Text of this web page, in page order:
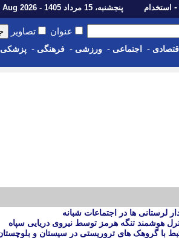
- استخدام پنجشنبه، 15 مرداد 1405 - Thu, 06th Aug 2026
عنوان تصاویر
اقتصادی - اجتماعی - ورزشی - فرهنگی - پزشکی
لرستانی ها در اجتماعات شبانه
هوشمند تنگه هرمز توسط نیروی دریایی سپاه